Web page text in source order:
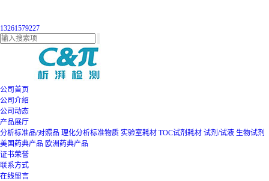
13261579227
公司首页
公司介绍
公司动态
产品展厅
分析标准品/对照品 理化分析标准物质 实验室耗材 TOC试剂耗材 试剂/试液 生物试剂
美国药典产品 欧洲药典产品
证书荣誉
联系方式
在线留言